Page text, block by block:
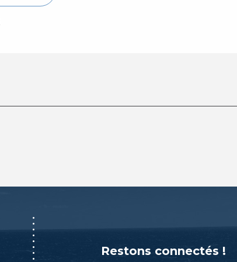
Restons connectés !